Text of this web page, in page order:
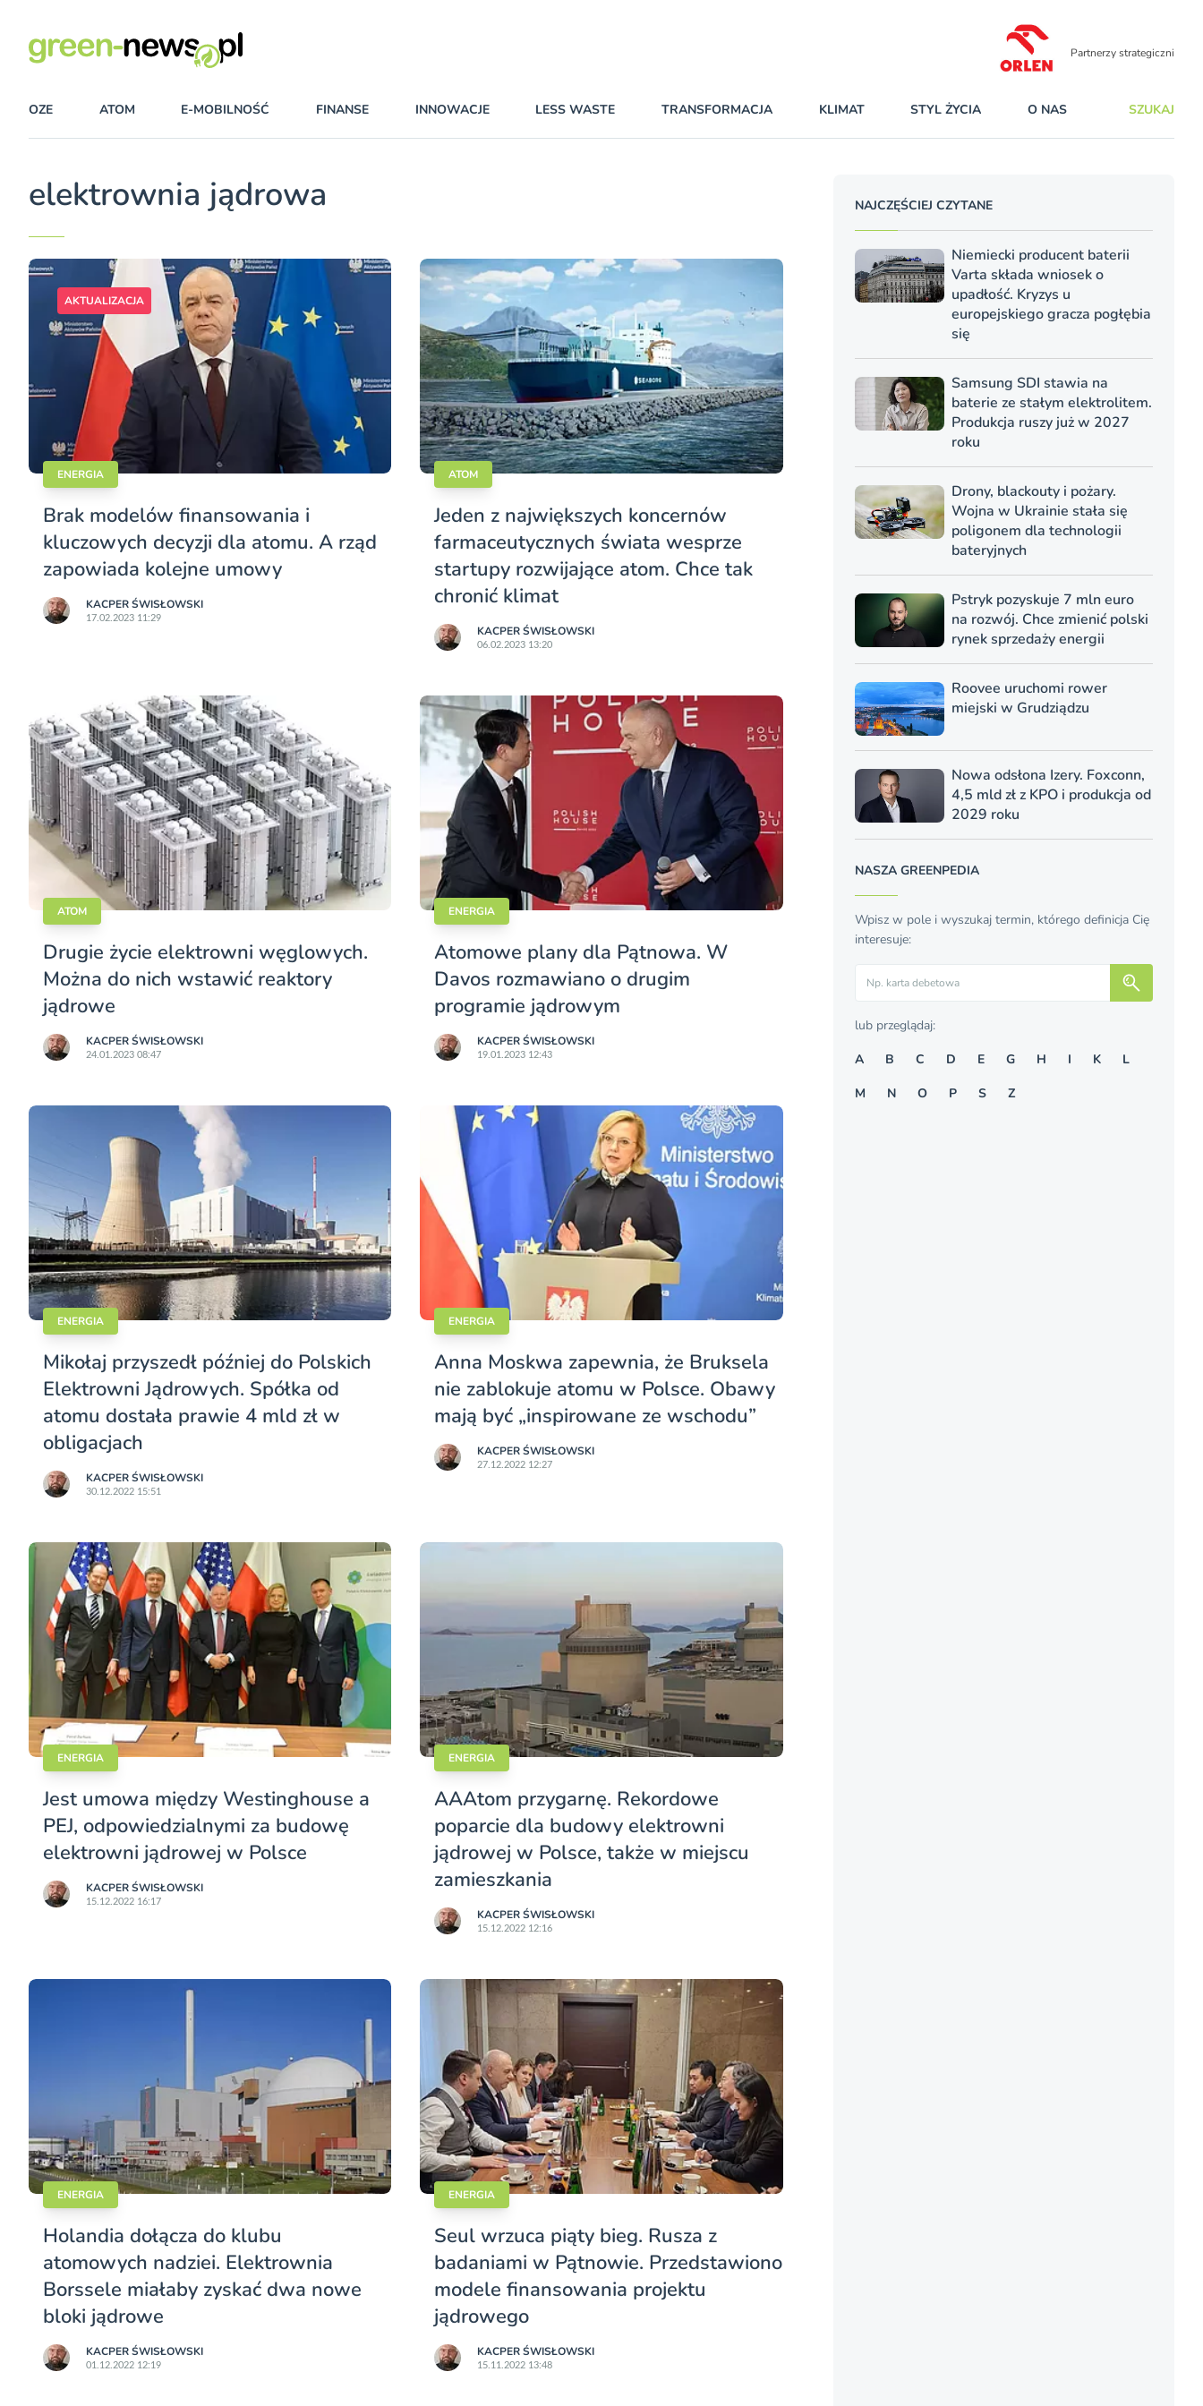
Partnerzy strategiczni
OZE ATOM E-MOBILNOŚĆ FINANSE INNOWACJE LESS WASTE TRANSFORMACJA KLIMAT STYL ŻYCIA O NAS SZUKAJ
elektrownia jądrowa
AKTUALIZACJA
ENERGIA
Brak modelów finansowania i
kluczowych decyzji dla atomu. A rząd
zapowiada kolejne umowy
KACPER ŚWISŁO­WSKI
17.02.2023 11:29
ATOM
Jeden z największych koncernów
farmaceutycznych świata wesprze
startupy rozwijające atom. Chce tak
chronić klimat
KACPER ŚWISŁO­WSKI
06.02.2023 13:20
ATOM
Drugie życie elektrowni węglowych.
Można do nich wstawić reaktory
jądrowe
KACPER ŚWISŁO­WSKI
24.01.2023 08:47
ENERGIA
Atomowe plany dla Pątnowa. W
Davos rozmawiano o drugim
programie jądrowym
KACPER ŚWISŁO­WSKI
19.01.2023 12:43
ENERGIA
Mikołaj przyszedł później do Polskich
Elektrowni Jądrowych. Spółka od
atomu dostała prawie 4 mld zł w
obligacjach
KACPER ŚWISŁO­WSKI
30.12.2022 15:51
ENERGIA
Anna Moskwa zapewnia, że Bruksela
nie zablokuje atomu w Polsce. Obawy
mają być „inspirowane ze wschodu”
KACPER ŚWISŁO­WSKI
27.12.2022 12:27
ENERGIA
Jest umowa między Westinghouse a
PEJ, odpowiedzialnymi za budowę
elektrowni jądrowej w Polsce
KACPER ŚWISŁO­WSKI
15.12.2022 16:17
ENERGIA
AAAtom przygarnę. Rekordowe
poparcie dla budowy elektrowni
jądrowej w Polsce, także w miejscu
zamieszkania
KACPER ŚWISŁO­WSKI
15.12.2022 12:16
ENERGIA
Holandia dołącza do klubu
atomowych nadziei. Elektrownia
Borssele miałaby zyskać dwa nowe
bloki jądrowe
KACPER ŚWISŁO­WSKI
01.12.2022 12:19
ENERGIA
Seul wrzuca piąty bieg. Rusza z
badaniami w Pątnowie. Przedstawiono
modele finansowania projektu
jądrowego
KACPER ŚWISŁO­WSKI
15.11.2022 13:48
NAJCZĘŚCIEJ CZYTANE
Niemiecki producent baterii
Varta składa wniosek o
upadłość. Kryzys u
europejskiego gracza pogłębia
się
Samsung SDI stawia na
baterie ze stałym elektrolitem.
Produkcja ruszy już w 2027
roku
Drony, blackouty i pożary.
Wojna w Ukrainie stała się
poligonem dla technologii
bateryjnych
Pstryk pozyskuje 7 mln euro
na rozwój. Chce zmienić polski
rynek sprzedaży energii
Roovee uruchomi rower
miejski w Grudziądzu
Nowa odsłona Izery. Foxconn,
4,5 mld zł z KPO i produkcja od
2029 roku
NASZA GREENPEDIA
Wpisz w pole i wyszukaj termin, którego definicja Cię
interesuje:
lub przeglądaj:
A
B C D E G H I K
L
M
N O P S Z